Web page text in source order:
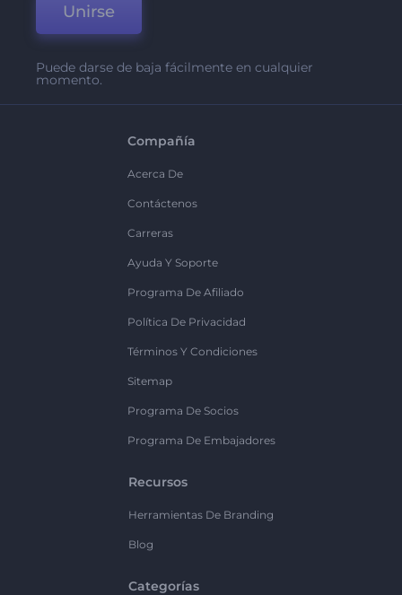
Unirse
Puede darse de baja fácilmente en cualquier
momento.
Compañía
Acerca De
Contáctenos
Carreras
Ayuda Y Soporte
Programa De Afiliado
Política De Privacidad
Términos Y Condiciones
Sitemap
Programa De Socios
Programa De Embajadores
Recursos
Herramientas De Branding
Blog
Categorías